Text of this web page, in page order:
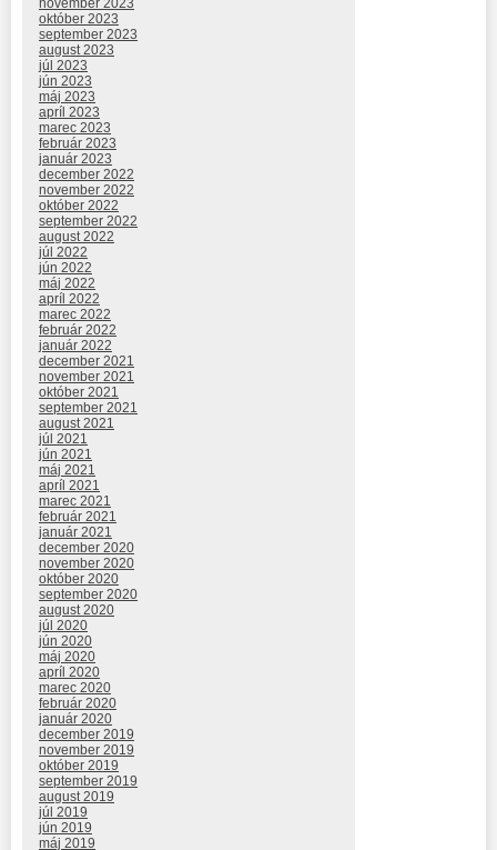
október 2023
september 2023
august 2023
júl 2023
jún 2023
máj 2023
apríl 2023
marec 2023
február 2023
január 2023
december 2022
november 2022
október 2022
september 2022
august 2022
júl 2022
jún 2022
máj 2022
apríl 2022
marec 2022
február 2022
január 2022
december 2021
november 2021
október 2021
september 2021
august 2021
júl 2021
jún 2021
máj 2021
apríl 2021
marec 2021
február 2021
január 2021
december 2020
november 2020
október 2020
september 2020
august 2020
júl 2020
jún 2020
máj 2020
apríl 2020
marec 2020
február 2020
január 2020
december 2019
november 2019
október 2019
september 2019
august 2019
júl 2019
jún 2019
máj 2019